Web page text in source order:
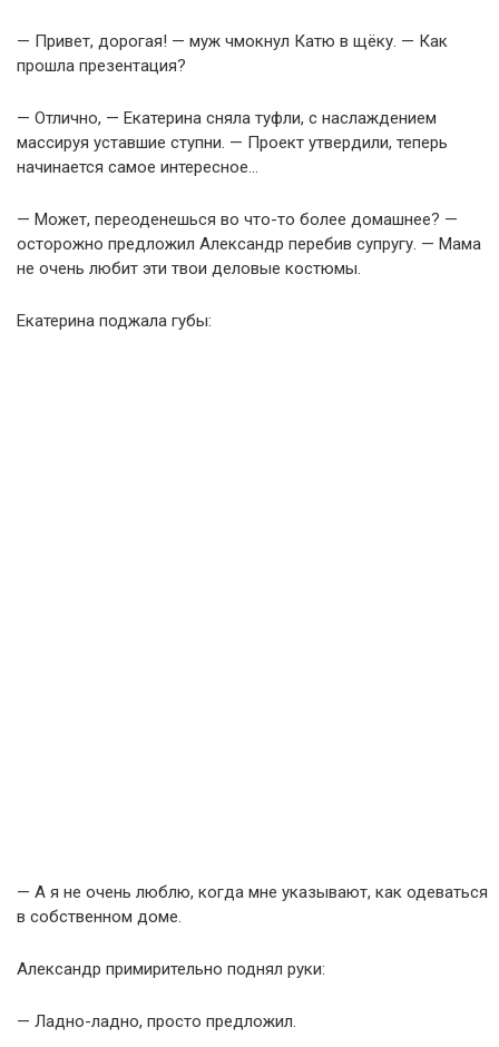
— Привет, дорогая! — муж чмокнул Катю в щёку. — Как
прошла презентация?
— Отлично, — Екатерина сняла туфли, с наслаждением
массируя уставшие ступни. — Проект утвердили, теперь
начинается самое интересное…
— Может, переоденешься во что-то более домашнее? —
осторожно предложил Александр перебив супругу. — Мама
не очень любит эти твои деловые костюмы.
Екатерина поджала губы:
— А я не очень люблю, когда мне указывают, как одеваться
в собственном доме.
Александр примирительно поднял руки:
— Ладно-ладно, просто предложил.